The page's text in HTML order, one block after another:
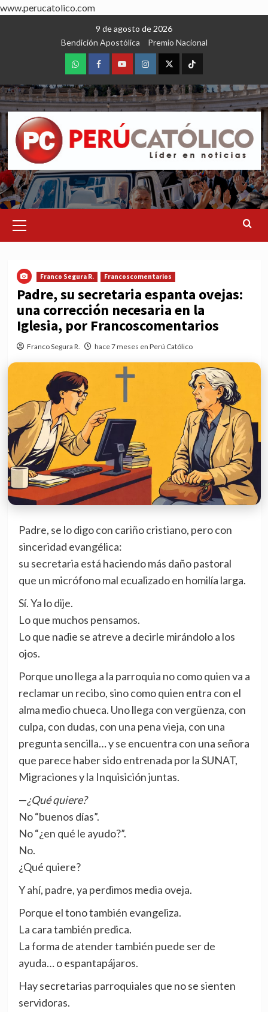
www.perucatolico.com
9 de agosto de 2026
Bendición Apostólica
Premio Nacional
WhatsAppFacebookYoutubeInstagram
X TikTok
Menu
Franco Segura R. Francoscomentarios
Padre, su secretaria espanta ovejas:
una corrección necesaria en la
Iglesia, por Francoscomentarios
Franco Segura R. hace 7 meses en Perú Católico
Padre, se lo digo con cariño cristiano, pero con
sinceridad evangélica:
su secretaria está haciendo más daño pastoral
que un micrófono mal ecualizado en homilía larga.
Sí. Ya lo dije.
Lo que muchos pensamos.
Lo que nadie se atreve a decirle mirándolo a los
ojos.
Porque uno llega a la parroquia no como quien va a
reclamar un recibo, sino como quien entra con el
alma medio chueca. Uno llega con vergüenza, con
culpa, con dudas, con una pena vieja, con una
pregunta sencilla… y se encuentra con una señora
que parece haber sido entrenada por la SUNAT,
Migraciones y la Inquisición juntas.
—¿Qué quiere?
No “buenos días”.
No “¿en qué le ayudo?”.
No.
¿Qué quiere?
Y ahí, padre, ya perdimos media oveja.
Porque el tono también evangeliza.
La cara también predica.
La forma de atender también puede ser de
ayuda… o espantapájaros.
Hay secretarias parroquiales que no se sienten
servidoras.